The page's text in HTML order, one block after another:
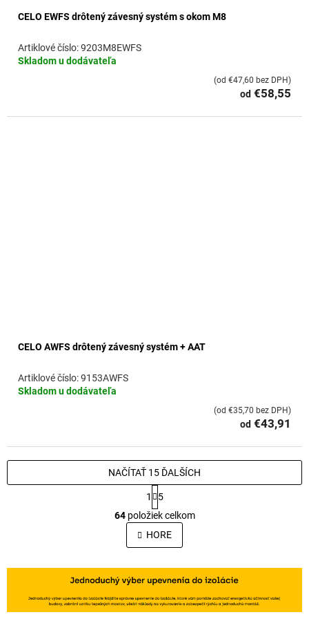
CELO EWFS drôtený závesný systém s okom M8
Skladom u dodávateľa
9203M8EWFS
od €58,55
(od €47,60 bez DPH)
CELO AWFS drôtený závesný systém + AAT
Skladom u dodávateľa
9153AWFS
od €43,91
(od €35,70 bez DPH)
O
v
l
á
a
c
i
e
NAČÍTAŤ 15 ĎALŠÍCH
S
t
r
á
n
k
v
a
n
i
1
5
64položiek celkom
HORE